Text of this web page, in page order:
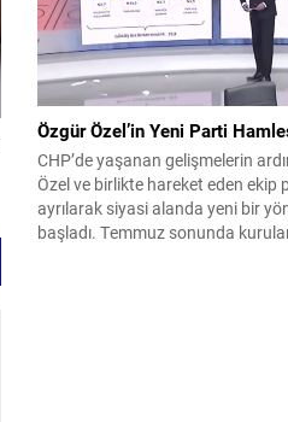
Özgür Özel’in Yeni Parti
CHP’de yaşanan gelişmelerin
Özel ve birlikte hareket eden ekip
ayrılarak siyasi alanda yeni bir
başladı. Temmuz sonunda